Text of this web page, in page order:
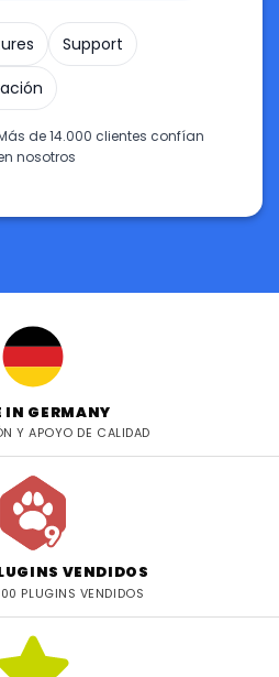
Support
de 14.000 clientes confían
nosotros
IN GERMANY
Y APOYO DE CALIDAD
VENDIDOS
PLUGINS VENDIDOS